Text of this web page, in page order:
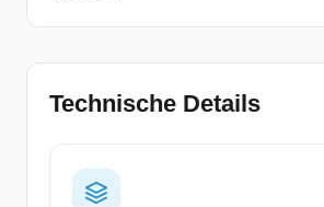
Technische Details